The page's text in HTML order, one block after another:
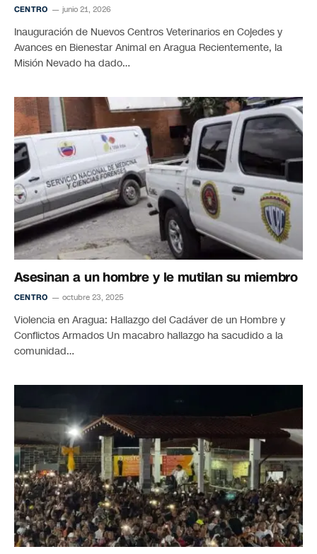
CENTRO junio 21, 2026
Inauguración de Nuevos Centros Veterinarios en Cojedes y
Avances en Bienestar Animal en Aragua Recientemente, la
Misión Nevado ha dado…
Asesinan a un hombre y le mutilan su miembro
CENTRO octubre 23, 2025
Violencia en Aragua: Hallazgo del Cadáver de un Hombre y
Conflictos Armados Un macabro hallazgo ha sacudido a la
comunidad…